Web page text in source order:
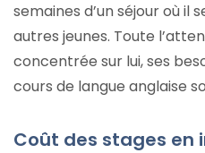
semaines d’un séjour où il
autres jeunes. Toute
concentrée sur lui, ses
cours de langue anglaise
Coût des stages en